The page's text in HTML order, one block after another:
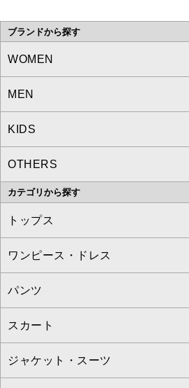
ブランドから探す
WOMEN
a.v.v
MICHEL KLEIN
MK MICHEL KLEIN
OFUON le MK
MEN
a.v.v
MICHEL KLEIN HOMME
MK MICHEL KLEIN HOMME
KIDS
a.v.v
OTHERS
MK MICHEL KLEIN BAG
カテゴリから探す
トップス
すべてのトップス
カットソー・Tシャツ
ブラウス・シャツ
ニット・セーター
ワンピース・ドレス
すべてのワンピース・ドレス
ワンピース
ドレス
パンツ
すべてのパンツ
フルレングスパンツ
スカート
すべてのスカート
ジャケット・スーツ